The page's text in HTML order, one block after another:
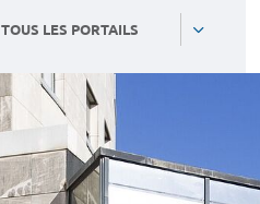
TOUS LES PORTAILS